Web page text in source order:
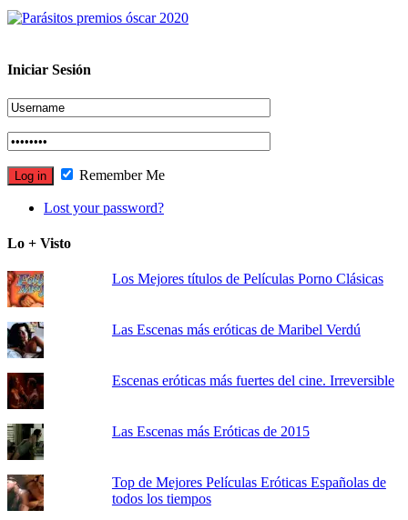
Iniciar Sesión
Remember Me
Lost your password?
Lo + Visto
Los Mejores títulos de Películas Porno Clásicas
Las Escenas más eróticas de Maribel Verdú
Escenas eróticas más fuertes del cine. Irreversible
Las Escenas más Eróticas de 2015
Top de Mejores Películas Eróticas Españolas de
todos los tiempos